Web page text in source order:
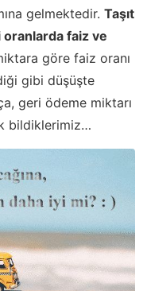
gelmektedir. Taşıt
oranlarda faiz ve
göre faiz oranı
gibi düşüşte
geri ödeme miktarı
bildiklerimiz…